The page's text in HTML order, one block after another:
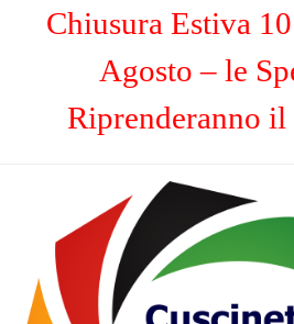
Chiusura Estiva
Agosto – le
Riprenderanno il